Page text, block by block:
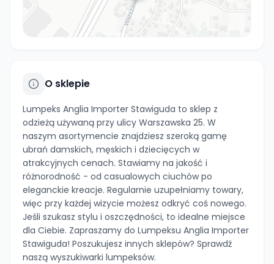
O sklepie
Lumpeks Anglia Importer Stawiguda to sklep z
odzieżą używaną przy ulicy Warszawska 25. W
naszym asortymencie znajdziesz szeroką gamę
ubrań damskich, męskich i dziecięcych w
atrakcyjnych cenach. Stawiamy na jakość i
różnorodność - od casualowych ciuchów po
eleganckie kreacje. Regularnie uzupełniamy towary,
więc przy każdej wizycie możesz odkryć coś nowego.
Jeśli szukasz stylu i oszczędności, to idealne miejsce
dla Ciebie. Zapraszamy do Lumpeksu Anglia Importer
Stawiguda! Poszukujesz innych sklepów? Sprawdź
naszą wyszukiwarki lumpeksów.